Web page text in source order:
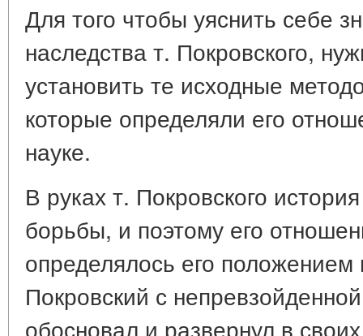
Для того чтобы уяснить себе
наследства т. Покровского,
установить те исходные
которые определяли его
науке.
В руках т. Покровского
борьбы, и поэтому его
определялось его
Покровский с
обосновал и развернул в